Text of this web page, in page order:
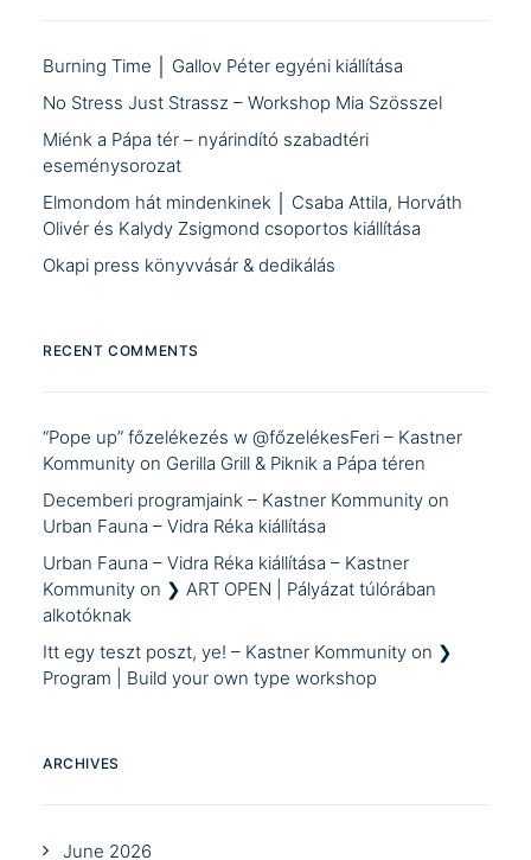
Burning Time │ Gallov Péter egyéni kiállítása
No Stress Just Strassz – Workshop Mia Szösszel
Miénk a Pápa tér – nyárindító szabadtéri
eseménysorozat
Elmondom hát mindenkinek │ Csaba Attila, Horváth
Olivér és Kalydy Zsigmond csoportos kiállítása
Okapi press könyvvásár & dedikálás
RECENT COMMENTS
“Pope up” főzelékezés w @főzelékesFeri – Kastner
Kommunity on Gerilla Grill & Piknik a Pápa téren
Decemberi programjaink – Kastner Kommunity on
Urban Fauna – Vidra Réka kiállítása
Urban Fauna – Vidra Réka kiállítása – Kastner
Kommunity on ❯ ART OPEN | Pályázat túlórában
alkotóknak
Itt egy teszt poszt, ye! – Kastner Kommunity on ❯
Program | Build your own type workshop
ARCHIVES
June 2026